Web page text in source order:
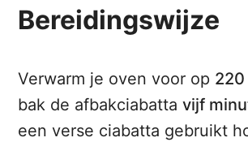
Bereidingswijze
Verwarm je oven voor op
bak de afbakciabattavijf
een verse ciabatta gebruikt